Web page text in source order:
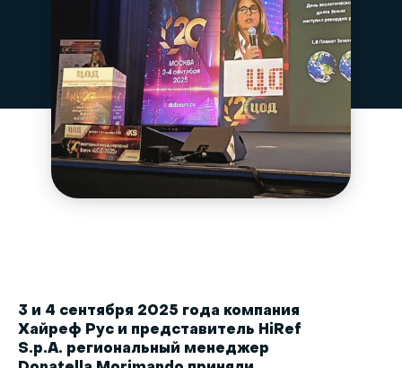
3 и 4 сентября 2025 года компания
Хайреф Рус и представитель HiRef
S.p.A. региональный менеджер